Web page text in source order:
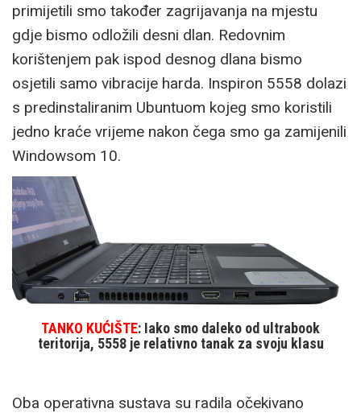
primijetili smo također zagrijavanja na mjestu
gdje bismo odložili desni dlan. Redovnim
korištenjem pak ispod desnog dlana bismo
osjetili samo vibracije harda. Inspiron 5558 dolazi
s predinstaliranim Ubuntuom kojeg smo koristili
jedno kraće vrijeme nakon čega smo ga zamijenili
Windowsom 10.
TANKO KUĆIŠTE: Iako smo daleko od ultrabook
teritorija, 5558 je relativno tanak za svoju klasu
Oba operativna sustava su radila očekivano